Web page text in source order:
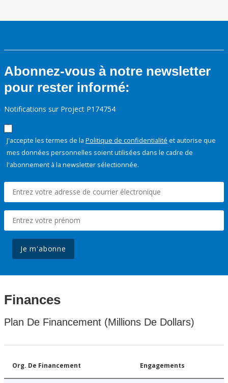
Abonnez-vous à notre newsletter
pour rester informé:
Notifications sur Project P174754
J'accepte les termes de la Politique de confidentialité et autorise que
mes données personnelles soient utilisées dans le cadre de
l'abonnement à la newsletter sélectionnée.
Je m'abonne
Finances
Plan De Financement (Millions De Dollars)
Org. De Financement Engagements